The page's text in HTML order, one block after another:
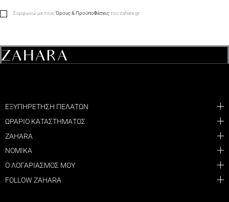
Συμφωνώ με τουςΌρους & Προϋποθέσειςτου zahara.gr
ΕΞΥΠΗΡΕΤΗΣΗ ΠΕΛΑΤΩΝ
ΩΡΑΡΙΟ ΚΑΤΑΣΤΗΜΑΤΟΣ
ZAHARA
ΝΟΜΙΚΑ
Ο ΛΟΓΑΡΙΑΣΜΟΣ ΜΟΥ
FOLLOW ZAHARA